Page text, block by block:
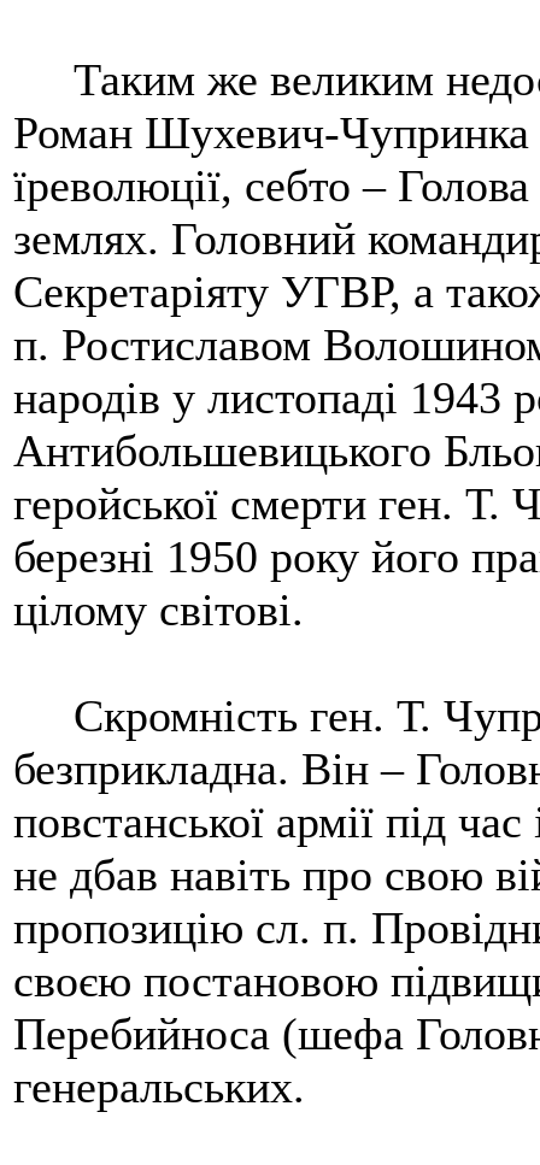
Таким же великим
Роман Шухевич-Чупринка
їреволюції, себто –
землях. Головний
Секретаріяту УГВР, а
п. Ростиславом
народів у листопаді 1943
Антибольшевицького
геройської смерти ген. Т.
березні 1950 року його
цілому світові.
Скромність ген. Т.
безприкладна. Він –
повстанської армії під
не дбав навіть про свою
пропозицію сл. п.
своєю постановою
Перебийноса (шефа
генеральських.